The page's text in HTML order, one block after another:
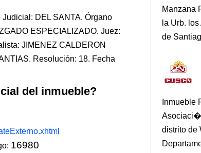
DEL SANTA. Órgano
ESPECIALIZADO. Juez:
JIMENEZ CALDERON
Resolución: 18. Fecha
del inmueble?
16980
Manzana
la Urb.
de
Inmueble
distrito de